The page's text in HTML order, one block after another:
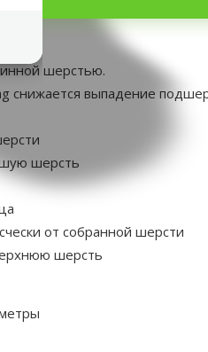
шерстью.
снижается выпадение
шерсть
от собранной шерсти
шерсть